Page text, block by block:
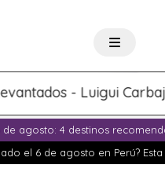
- Luigui Carbajal y
de agosto: 4 destinos
el 6 de agosto en Perú?